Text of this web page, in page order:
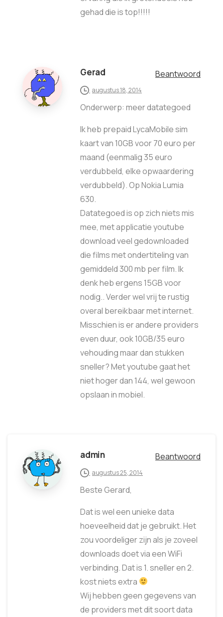
gehad die is top!!!!!
Gerad Beantwoord
augustus 18, 2014
Onderwerp: meer datategoed
Ik heb prepaid LycaMobile sim
kaart van 10GB voor 70 euro per
maand (eenmalig 35 euro
verdubbeld, elke opwaardering
verdubbeld). Op Nokia Lumia
630.
Datategoed is op zich niets mis
mee, met applicatie youtube
download veel gedownloaded
die films met ondertiteling van
gemiddeld 300 mb per film. Ik
denk heb ergens 15GB voor
nodig.. Verder wel vrij te rustig
overal bereikbaar met internet.
Misschien is er andere providers
even duur, ook 10GB/35 euro
vehouding maar dan stukken
sneller? Met youtube gaat het
niet hoger dan 144, wel gewoon
opslaan in mobiel.
admin Beantwoord
augustus 25, 2014
Beste Gerard,
Dat is wel een unieke data
hoeveelheid dat je gebruikt. Het
zou voordeliger zijn als je zoveel
downloads doet via een WiFi
verbinding. Dat is 1. sneller en 2.
kost niets extra
Wij hebben geen gegevens van
de providers met dit soort data